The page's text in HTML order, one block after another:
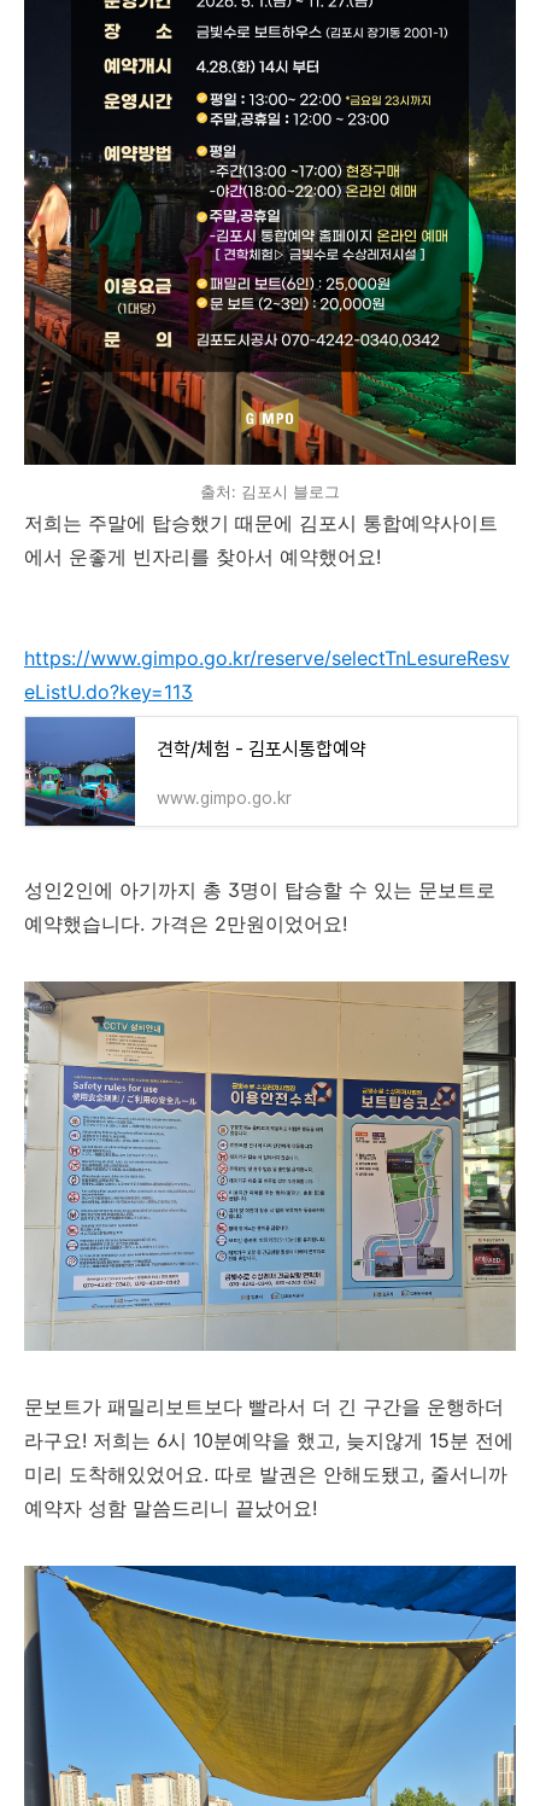
출처: 김포시 블로그
저희는 주말에 탑승했기 때문에 김포시 통합예약사이트
에서 운좋게 빈자리를 찾아서 예약했어요!
https://www.gimpo.go.kr/reserve/selectTnLesureResv
eListU.do?key=113
견학/체험 - 김포시통합예약
www.gimpo.go.kr
성인2인에 아기까지 총 3명이 탑승할 수 있는 문보트로
예약했습니다. 가격은 2만원이었어요!
문보트가 패밀리보트보다 빨라서 더 긴 구간을 운행하더
라구요! 저희는 6시 10분예약을 했고, 늦지않게 15분 전에
미리 도착해있었어요. 따로 발권은 안해도됐고, 줄서니까
예약자 성함 말씀드리니 끝났어요!